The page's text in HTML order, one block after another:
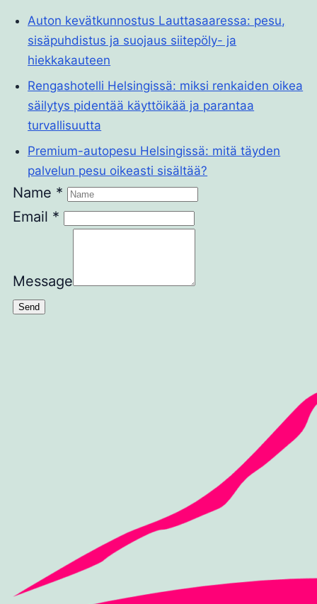
Auton kevätkunnostus Lauttasaaressa: pesu,
sisäpuhdistus ja suojaus siitepöly- ja
hiekkakauteen
Rengashotelli Helsingissä: miksi renkaiden oikea
säilytys pidentää käyttöikää ja parantaa
turvallisuutta
Premium-autopesu Helsingissä: mitä täyden
palvelun pesu oikeasti sisältää?
Name *
Email *
Message
Send